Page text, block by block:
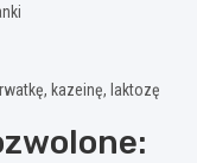
kazeinę, laktozę